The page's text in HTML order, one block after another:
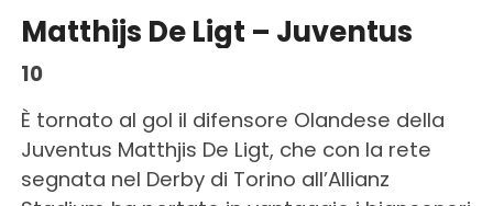
Matthijs De Ligt – Juventus
10
È tornato al gol il difensore Olandese della
Juventus Matthjis De Ligt, che con la rete
segnata nel Derby di Torino all’Allianz